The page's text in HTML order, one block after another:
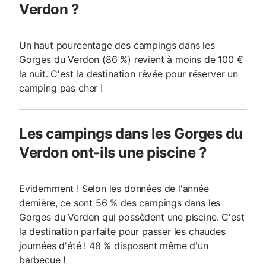
Verdon ?
Un haut pourcentage des campings dans les
Gorges du Verdon (86 %) revient à moins de 100 €
la nuit. C'est la destination rêvée pour réserver un
camping pas cher !
Les campings dans les Gorges du
Verdon ont-ils une piscine ?
Evidemment ! Selon les données de l'année
dernière, ce sont 56 % des campings dans les
Gorges du Verdon qui possèdent une piscine. C'est
la destination parfaite pour passer les chaudes
journées d'été ! 48 % disposent même d'un
barbecue !